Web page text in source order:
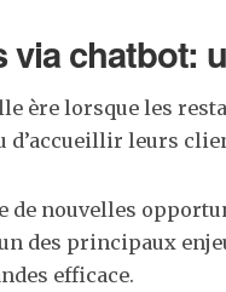
via chatbot:
ère lorsque les
d’accueillir leurs
de nouvelles
des principaux
efficace.